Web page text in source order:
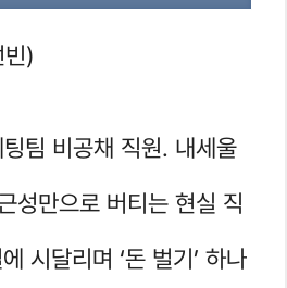
)
팀 비공채 직원. 내세울
성만으로 버티는 현실 직
시달리며 ‘돈 벌기’ 하나